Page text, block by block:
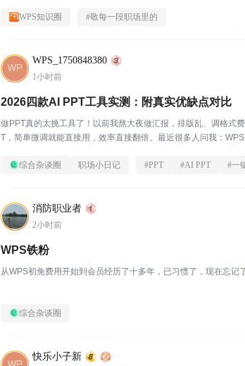
WPS知识圈
#敬每一段职场里的
WPS_1750848380
1小时前
2026四款AI PPT工具实测：附真实优缺点对比
做PPT真的太挑工具了！以前我熬大夜做汇报，排版乱、调格式
T，简单微调就能直接用，效率直接翻倍。最近很多人问我：
综合杂谈圈
职场小日记 #PPT #AI PPT #一
消防职业者
2小时前
WPS铁粉
从WPS初免费用开始到会员经历了十多年，已习惯了，现在忘记
综合杂谈圈
快乐小子新